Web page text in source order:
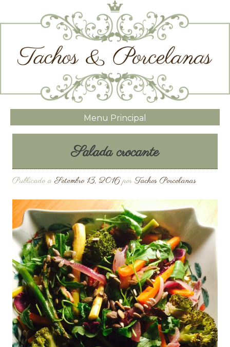
Menu Principal
Salada crocante
Publicado a Setembro 13, 2016por Tachos Porcelanas